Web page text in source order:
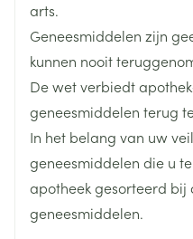
Diepte 15 mm
Hoeveelheid
Verpakking
4
Behoud
arts.
Geneesmiddelen zijn
kunnen nooit
De wet verbiedt
geneesmiddelen terug
In het belang van uw
geneesmiddelen die u
apotheek gesorteerd bij
geneesmiddelen.